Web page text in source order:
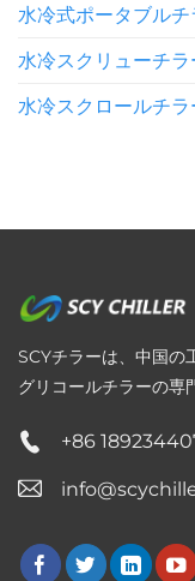
水冷式ポータブルチ
水冷スクリューチラ
水冷スクロールチラ
SCYチラーは、中国の
グリコールチラーの専
+86